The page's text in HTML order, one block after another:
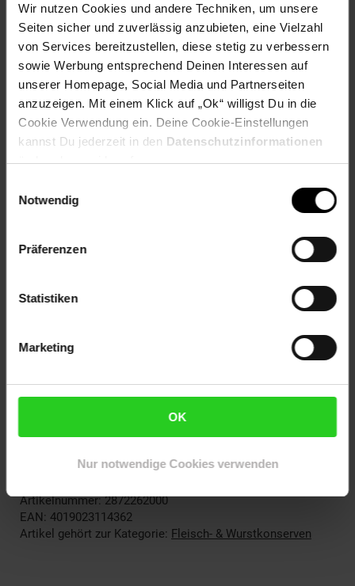
Wir nutzen Cookies und andere Techniken, um unsere
Seiten sicher und zuverlässig anzubieten, eine Vielzahl
von Services bereitzustellen, diese stetig zu verbessern
sowie Werbung entsprechend Deinen Interessen auf
unserer Homepage, Social Media und Partnerseiten
anzuzeigen. Mit einem Klick auf „Ok“ willigst Du in die
Cookie Verwendung ein. Deine Cookie-Einstellungen
kannst Du jederzeit in den Datenschutzinformationen
ändern bzw. widerrufen.
Notwendig
Präferenzen
Statistiken
Marketing
OK
Nur notwendige Cookies verwenden
Diphosphate (E450)
Allergene:Kann Spuren vonWeizen,Ei,Milch,Senf
enthalten
Bayerisches Brotzeitmett
Zutaten:86 % Schweinefleisch, Trinkwasser, Speisesalz,
Gewürze, Glukose, Speisegelatine (vom Schwein),
Antioxidationsmittel: Ascorbinsäure (E300),
Konservierungsstoff:Natriumnitrit (E250)
Allergene:Kann Spuren vonWeizen,Ei,Milch,Senf
57 % Schweinefleisch, Schweinespeck, 17 %
Schweineleber, Speisesalz, Zwiebeln, Kräuter, Gewürze,
Konservierungsstoff:
Zutaten:68 % Schweinefleisch, Trinkwasser,
Schweineschwarten, Schweineblut, Speisesalz, Glukose,
Konservierungsstoff:
Natriumnitrit (E250)
Artikelnummer: 2872262000
EAN: 4019023114362
Artikel gehört zur Kategorie: Fleisch- & Wurstkonserven